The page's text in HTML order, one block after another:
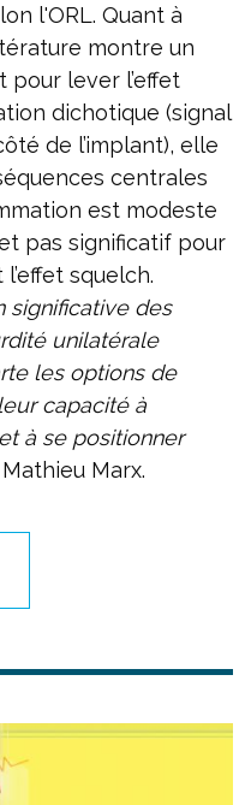
l'ORL. Quant à
montre un
pour lever l’effet
dichotique (signal
de l’implant), elle
centrales
est modeste
pas significatif pour
squelch.
significative des
unilatérale
les options de
capacité à
à se positionner
Marx.